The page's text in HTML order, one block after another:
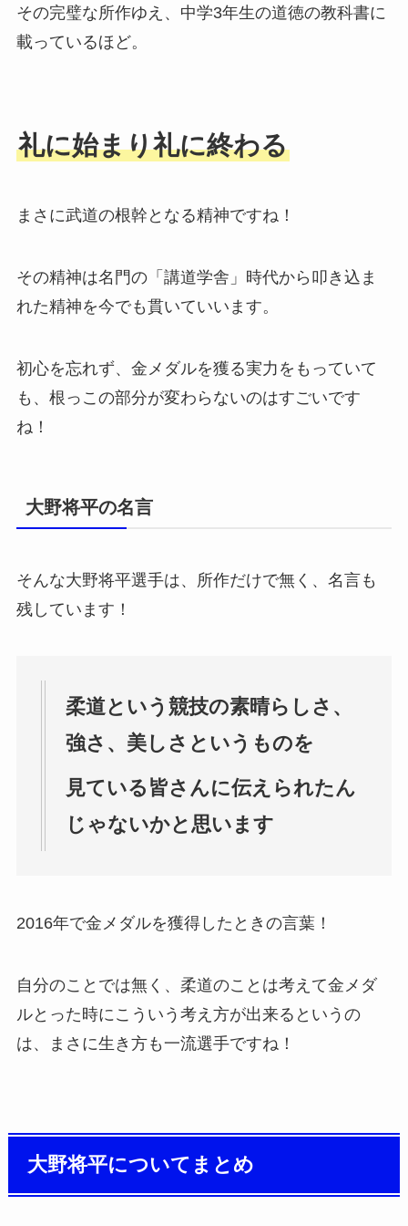
その完璧な所作ゆえ、中学3年生の道徳の教科書に
載っているほど。
礼に始まり礼に終わる
まさに武道の根幹となる精神ですね！
その精神は名門の「講道学舎」時代から叩き込ま
れた精神を今でも貫いていいます。
初心を忘れず、金メダルを獲る実力をもっていて
も、根っこの部分が変わらないのはすごいです
ね！
大野将平の名言
そんな大野将平選手は、所作だけで無く、名言も
残しています！
柔道という競技の素晴らしさ、
強さ、美しさというものを
見ている皆さんに伝えられたん
じゃないかと思います
2016年で金メダルを獲得したときの言葉！
自分のことでは無く、柔道のことは考えて金メダ
ルとった時にこういう考え方が出来るというの
は、まさに生き方も一流選手ですね！
大野将平についてまとめ